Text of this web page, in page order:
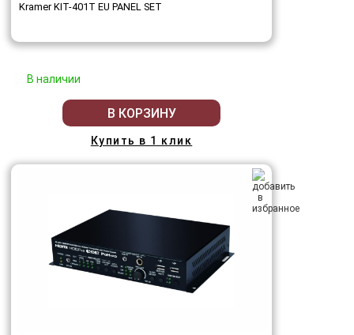
Kramer KIT-401T EU PANEL SET
В наличии
В КОРЗИНУ
Купить в 1 клик